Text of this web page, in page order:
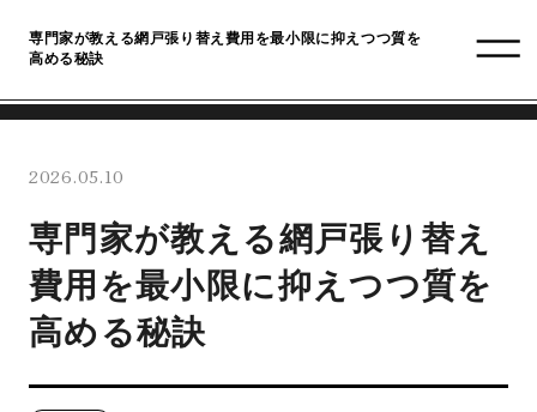
専門家が教える網戸張り替え費用を最小限に抑えつつ質を
高める秘訣
2026.05.10
専門家が教える網戸張り替え
費用を最小限に抑えつつ質を
高める秘訣